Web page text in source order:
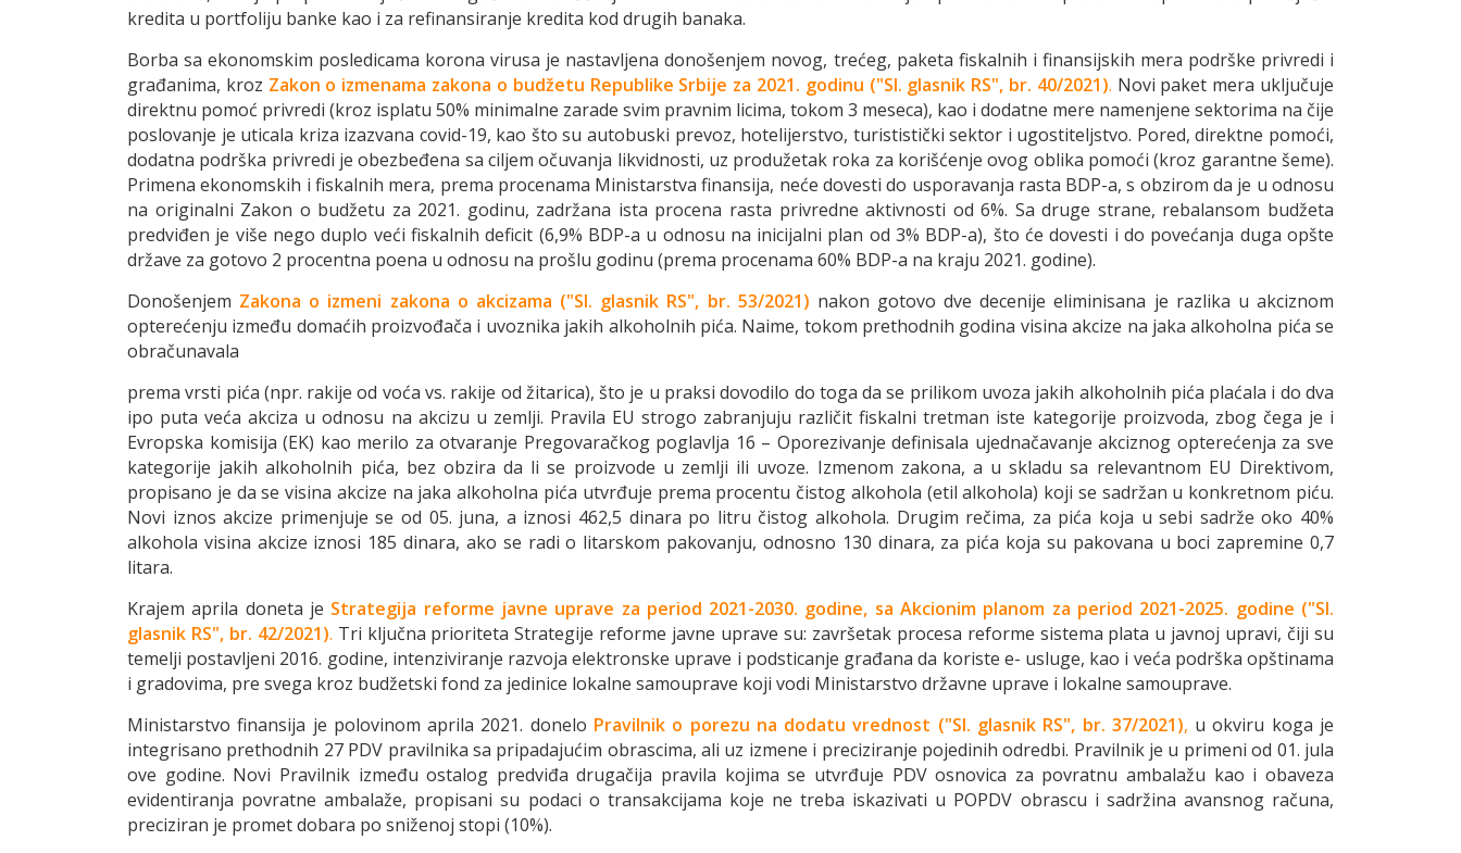
kredita u portfoliju banke kao i za refinansiranje kredita kod drugih banaka.
Borba sa ekonomskim posledicama korona virusa je nastavljena donošenjem novog, trećeg, paketa fiskalnih i finansijskih mera podrške privredi i
građanima, kroz Zakon o izmenama zakona o budžetu Republike Srbije za 2021. godinu ("Sl. glasnik RS", br. 40/2021). Novi paket mera uključuje
direktnu pomoć privredi (kroz isplatu 50% minimalne zarade svim pravnim licima, tokom 3 meseca), kao i dodatne mere namenjene sektorima na čije
poslovanje je uticala kriza izazvana covid-19, kao što su autobuski prevoz, hotelijerstvo, turististički sektor i ugostiteljstvo. Pored, direktne pomoći,
dodatna podrška privredi je obezbeđena sa ciljem očuvanja likvidnosti, uz produžetak roka za korišćenje ovog oblika pomoći (kroz garantne šeme).
Primena ekonomskih i fiskalnih mera, prema procenama Ministarstva finansija, neće dovesti do usporavanja rasta BDP-a, s obzirom da je u odnosu
na originalni Zakon o budžetu za 2021. godinu, zadržana ista procena rasta privredne aktivnosti od 6%. Sa druge strane, rebalansom budžeta
predviđen je više nego duplo veći fiskalnih deficit (6,9% BDP-a u odnosu na inicijalni plan od 3% BDP-a), što će dovesti i do povećanja duga opšte
države za gotovo 2 procentna poena u odnosu na prošlu godinu (prema procenama 60% BDP-a na kraju 2021. godine).
Donošenjem Zakona o izmeni zakona o akcizama ("Sl. glasnik RS", br. 53/2021) nakon gotovo dve decenije eliminisana je razlika u akciznom
opterećenju između domaćih proizvođača i uvoznika jakih alkoholnih pića. Naime, tokom prethodnih godina visina akcize na jaka alkoholna pića se
obračunavala
prema vrsti pića (npr. rakije od voća vs. rakije od žitarica), što je u praksi dovodilo do toga da se prilikom uvoza jakih alkoholnih pića plaćala i do dva
ipo puta veća akciza u odnosu na akcizu u zemlji. Pravila EU strogo zabranjuju različit fiskalni tretman iste kategorije proizvoda, zbog čega je i
Evropska komisija (EK) kao merilo za otvaranje Pregovaračkog poglavlja 16 – Oporezivanje definisala ujednačavanje akciznog opterećenja za sve
kategorije jakih alkoholnih pića, bez obzira da li se proizvode u zemlji ili uvoze. Izmenom zakona, a u skladu sa relevantnom EU Direktivom,
propisano je da se visina akcize na jaka alkoholna pića utvrđuje prema procentu čistog alkohola (etil alkohola) koji se sadržan u konkretnom piću.
Novi iznos akcize primenjuje se od 05. juna, a iznosi 462,5 dinara po litru čistog alkohola. Drugim rečima, za pića koja u sebi sadrže oko 40%
alkohola visina akcize iznosi 185 dinara, ako se radi o litarskom pakovanju, odnosno 130 dinara, za pića koja su pakovana u boci zapremine 0,7
litara.
Krajem aprila doneta je Strategija reforme javne uprave za period 2021-2030. godine, sa Akcionim planom za period 2021-2025. godine ("Sl.
glasnik RS", br. 42/2021). Tri ključna prioriteta Strategije reforme javne uprave su: završetak procesa reforme sistema plata u javnoj upravi, čiji su
temelji postavljeni 2016. godine, intenziviranje razvoja elektronske uprave i podsticanje građana da koriste e- usluge, kao i veća podrška opštinama
i gradovima, pre svega kroz budžetski fond za jedinice lokalne samouprave koji vodi Ministarstvo državne uprave i lokalne samouprave.
Ministarstvo finansija je polovinom aprila 2021. donelo Pravilnik o porezu na dodatu vrednost ("Sl. glasnik RS", br. 37/2021), u okviru koga je
integrisano prethodnih 27 PDV pravilnika sa pripadajućim obrascima, ali uz izmene i preciziranje pojedinih odredbi. Pravilnik je u primeni od 01. jula
ove godine. Novi Pravilnik između ostalog predviđa drugačija pravila kojima se utvrđuje PDV osnovica za povratnu ambalažu kao i obaveza
evidentiranja povratne ambalaže, propisani su podaci o transakcijama koje ne treba iskazivati u POPDV obrascu i sadržina avansnog računa,
preciziran je promet dobara po sniženoj stopi (10%).